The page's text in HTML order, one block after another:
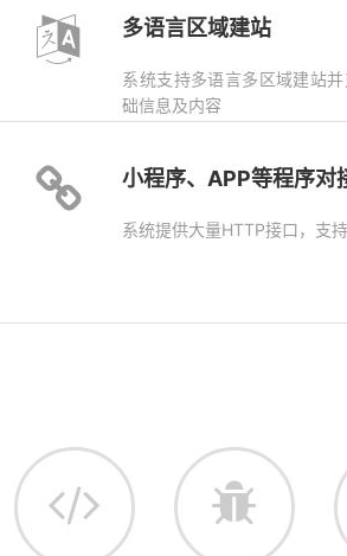
多语言区域建站
系统支持多语言多区域建站
础信息及内容
小程序、APP等程序对
系统提供大量HTTP接口，支